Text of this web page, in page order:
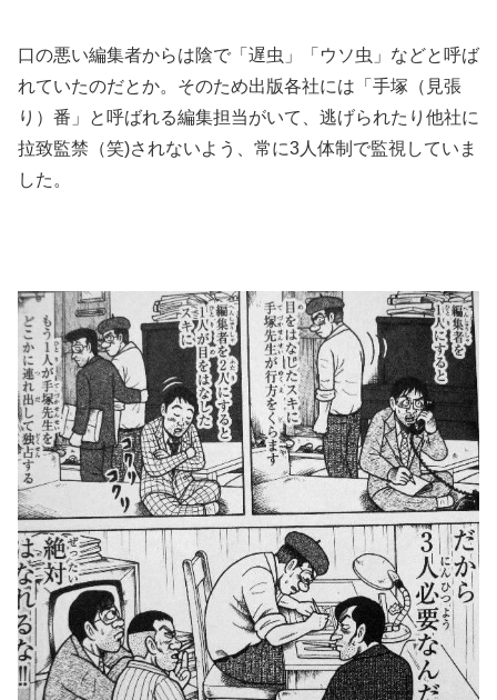
口の悪い編集者からは陰で「遅虫」「ウソ虫」などと呼ば
れていたのだとか。そのため出版各社には「手塚（見張
り）番」と呼ばれる編集担当がいて、逃げられたり他社に
拉致監禁（笑)されないよう、常に3人体制で監視していま
した。